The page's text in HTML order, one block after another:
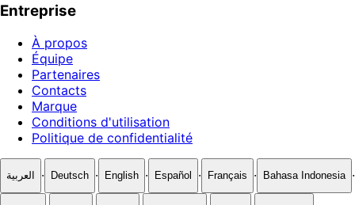
Entreprise
À propos
Équipe
Partenaires
Contacts
Marque
Conditions d'utilisation
Politique de confidentialité
العربية · Deutsch · English · Español · Français · Bahasa Indonesia ·